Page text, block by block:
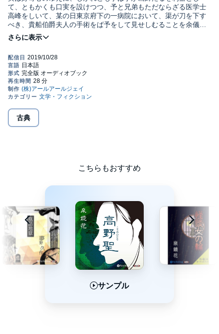
て、ともかくも口実を設けつつ、予と兄弟もただならざる医学士
高峰をしいて、某の日東京府下の一病院において、渠が刀を下す
べき、貴船伯爵夫人の手術をば予をして見せしむることを余儀な
くしたり。――©RRJ Inc. (P)RRJ Inc.
古典
こちらもおすすめ
サンプル